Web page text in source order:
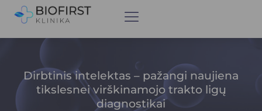
Dirbtinis intelektas – pažangi naujiena
tikslesnei virškinamojo trakto ligų
diagnostikai